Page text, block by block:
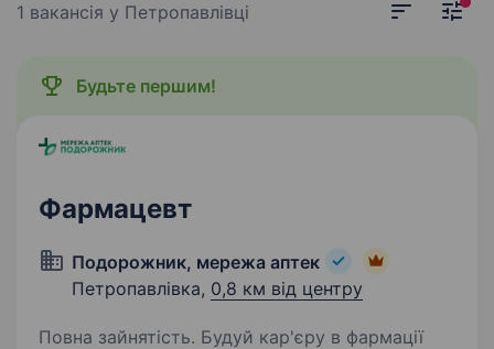
1 вакансія у Петропавлівці
Будьте першим!
Фармацевт
Подорожник, мережа аптек
Петропавлівка, 0,8 км від центру
Повна зайнятість. Будуй кар'єру в фармації